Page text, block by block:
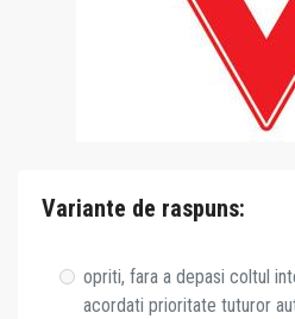
Variante de raspuns:
opriti, fara a depasi coltul
acordati prioritate tuturor